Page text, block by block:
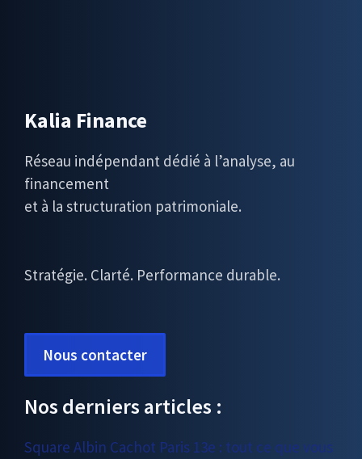
Kalia Finance
Réseau indépendant dédié à l’analyse, au
financement
et à la structuration patrimoniale.
Stratégie. Clarté. Performance durable.
Nous contacter
Nos derniers articles :
Square Albin Cachot Paris 13e : tout ce que vous